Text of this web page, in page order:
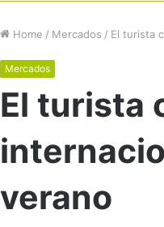
Home / Mercados / El turista
Mercados
El turista
verano